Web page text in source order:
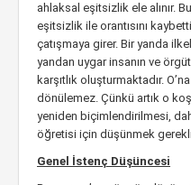
ahlaksal eşitsizlik ele alınır.
eşitsizlik ile orantısını
çatışmaya girer. Bir yanda
yandan uygar insanın ve
karşıtlık oluşturmaktadır.
dönülemez. Çünkü artık o
yeniden biçimlendirilmesi,
öğretisi için düşünmek
Genel İstenç Düşüncesi